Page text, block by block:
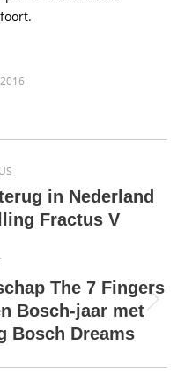
in Nederland
Fractus V
The 7 Fingers
Bosch-jaar met
Bosch Dreams